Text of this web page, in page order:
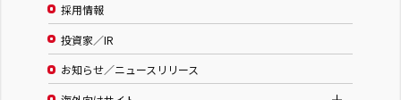
採用情報
投資家／IR
お知らせ／ニュースリリース